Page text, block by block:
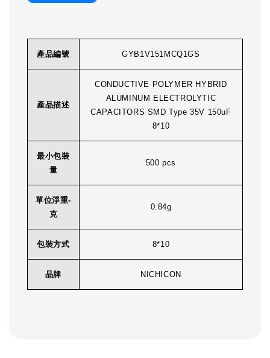
產品編號 GYB1V151MCQ1GS
產品描述
CONDUCTIVE POLYMER HYBRID
ALUMINUM ELECTROLYTIC
CAPACITORS SMD Type 35V 150uF
8*10
最小包裝
量
500 pcs
單位淨重-
克
0.84g
包裝方式 8*10
品牌 NICHICON